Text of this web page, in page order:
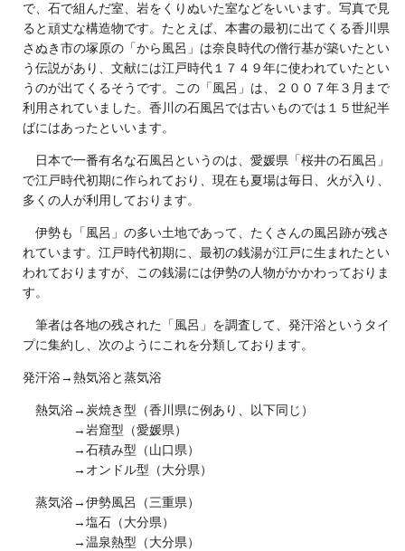
で、石で組んだ室、岩をくりぬいた室などをいいます。写真で見
ると頑丈な構造物です。たとえば、本書の最初に出てくる香川県
さぬき市の塚原の「から風呂」は奈良時代の僧行基が築いたとい
う伝説があり、文献には江戸時代１７４９年に使われていたとい
うのが出てくるそうです。この「風呂」は、２００７年３月まで
利用されていました。香川の石風呂では古いものでは１５世紀半
ばにはあったといいます。
日本で一番有名な石風呂というのは、愛媛県「桜井の石風呂」
で江戸時代初期に作られており、現在も夏場は毎日、火が入り、
多くの人が利用しております。
伊勢も「風呂」の多い土地であって、たくさんの風呂跡が残さ
れています。江戸時代初期に、最初の銭湯が江戸に生まれたとい
われておりますが、この銭湯には伊勢の人物がかかわっておりま
す。
筆者は各地の残された「風呂」を調査して、発汗浴というタイ
プに集約し、次のようにこれを分類しております。
発汗浴→熱気浴と蒸気浴
熱気浴→炭焼き型（香川県に例あり、以下同じ）
→岩窟型（愛媛県）
→石積み型（山口県）
→オンドル型（大分県）
蒸気浴→伊勢風呂（三重県）
→塩石（大分県）
→温泉熱型（大分県）